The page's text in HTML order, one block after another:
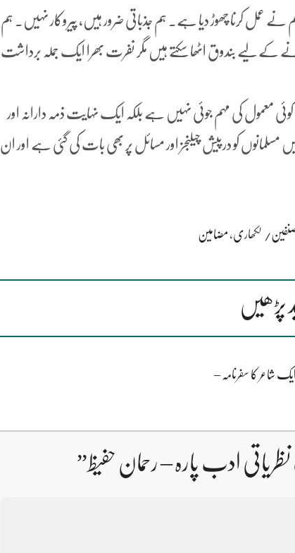
ہم نے عمل کرنا چھوڑ دیا ہے۔ ہم جذباتی ضرور ہیں، پیروکار نہیں۔ ہم
کے لیے بندوق اٹھا سکتے ہیں مگر نفرت بھرا ایک جملہ برداشت
معمول کی مہم جوئی نہیں ہے بلکہ ایک نہایت ذمہ دارانہ اور
کو درپیش چیلنجز اور مسائل پر بھی بات کی گئی ہے اور ان
لکھاری، مضامین
پڑھیں
شاعر کا سفرنامہ –
ادب پارہ – رحمان حفیظ”